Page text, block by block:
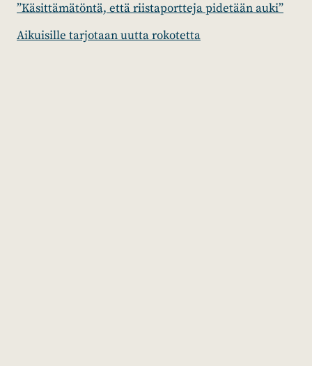
”Käsittämätöntä, että riistaportteja pidetään auki”
Aikuisille tarjotaan uutta rokotetta